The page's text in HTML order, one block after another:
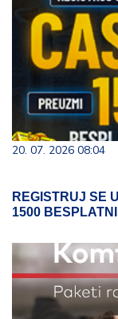
20. 07. 2026 08:04
REGISTRUJ SE
1500